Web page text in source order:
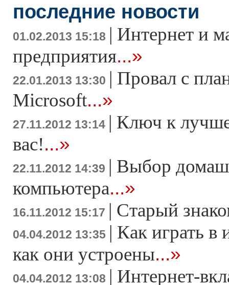
последние новости
01.02.2013 15:18 | Интернет и
предприятия...»
22.01.2013 13:30 | Провал с
Microsoft...»
27.11.2012 13:14 | Ключ к
вас!...»
22.11.2012 14:39 | Выбор
компьютера...»
16.11.2012 15:17 | Старый
04.04.2012 13:35 | Как играть в
как они устроены...»
04.04.2012 13:08 | Интернет-